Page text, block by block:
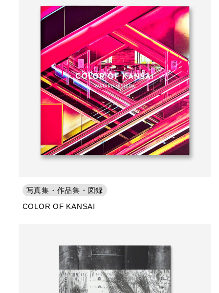
写真集・作品集・図録
COLOR OF KANSAI